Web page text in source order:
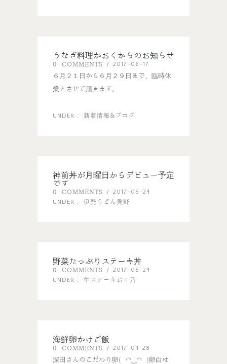
うなぎ料理かおくからのお知らせ
0 COMMENTS / 2017-06-17
６月２１日から６月２９日まで、臨時休
業とさせて頂きます。
UNDER : 新着情報&ブログ
神前丼が月曜日からデビュー予定
です
0 COMMENTS /
2017-05-24
UNDER :
伊勢うどん奥野
野菜たっぷりステーキ丼
0 COMMENTS /
2017-05-24
UNDER :
牛ステーキおく乃
海鮮卵かけご飯
0 COMMENTS / 2017-04-28
深田さんのこだわり卵( ◠‿◠ )卵白は